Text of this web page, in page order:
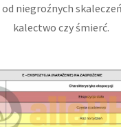
niegroźnych
kalectwo czy śmierć.